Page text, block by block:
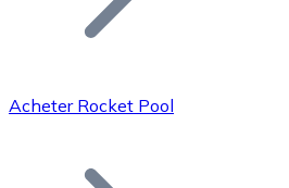
Bitcoin
Acheter Rocket Pool